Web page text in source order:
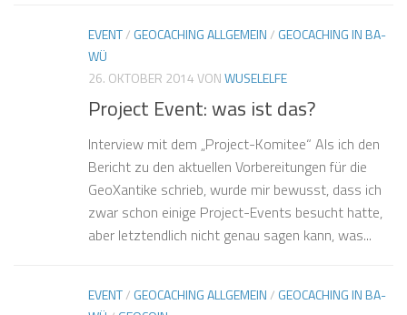
EVENT/ GEOCACHING ALLGEMEIN/ GEOCACHING IN BA-
WÜ
26. OKTOBER 2014VONWUSELELFE
Project Event: was ist das?
Interview mit dem „Project-Komitee“ Als ich den
Bericht zu den aktuellen Vorbereitungen für die
GeoXantike schrieb, wurde mir bewusst, dass ich
zwar schon einige Project-Events besucht hatte,
aber letztendlich nicht genau sagen kann, was...
EVENT/ GEOCACHING ALLGEMEIN/ GEOCACHING IN BA-